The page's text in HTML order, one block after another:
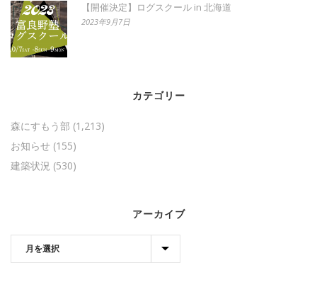
【開催決定】ログスクール in 北海道
2023年9月7日
カテゴリー
森にすもう部 (1,213)
お知らせ (155)
建築状況 (530)
アーカイブ